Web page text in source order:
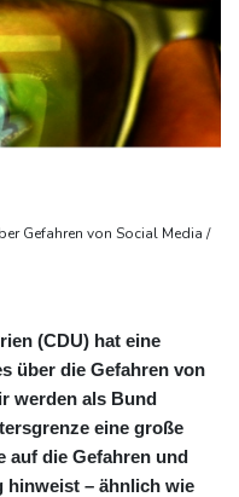
Gefahren von Social Media /
(CDU) hat eine
über die Gefahren von
werden als Bund
eine große
auf die Gefahren und
hinweist – ähnlich wie